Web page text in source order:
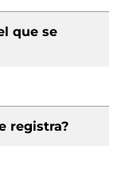
que se
registra?